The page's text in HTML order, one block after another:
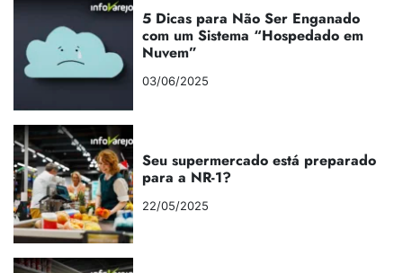
5 Dicas para Não Ser Enganado
com um Sistema “Hospedado em
Nuvem”
03/06/2025
Seu supermercado está preparado
para a NR-1?
22/05/2025